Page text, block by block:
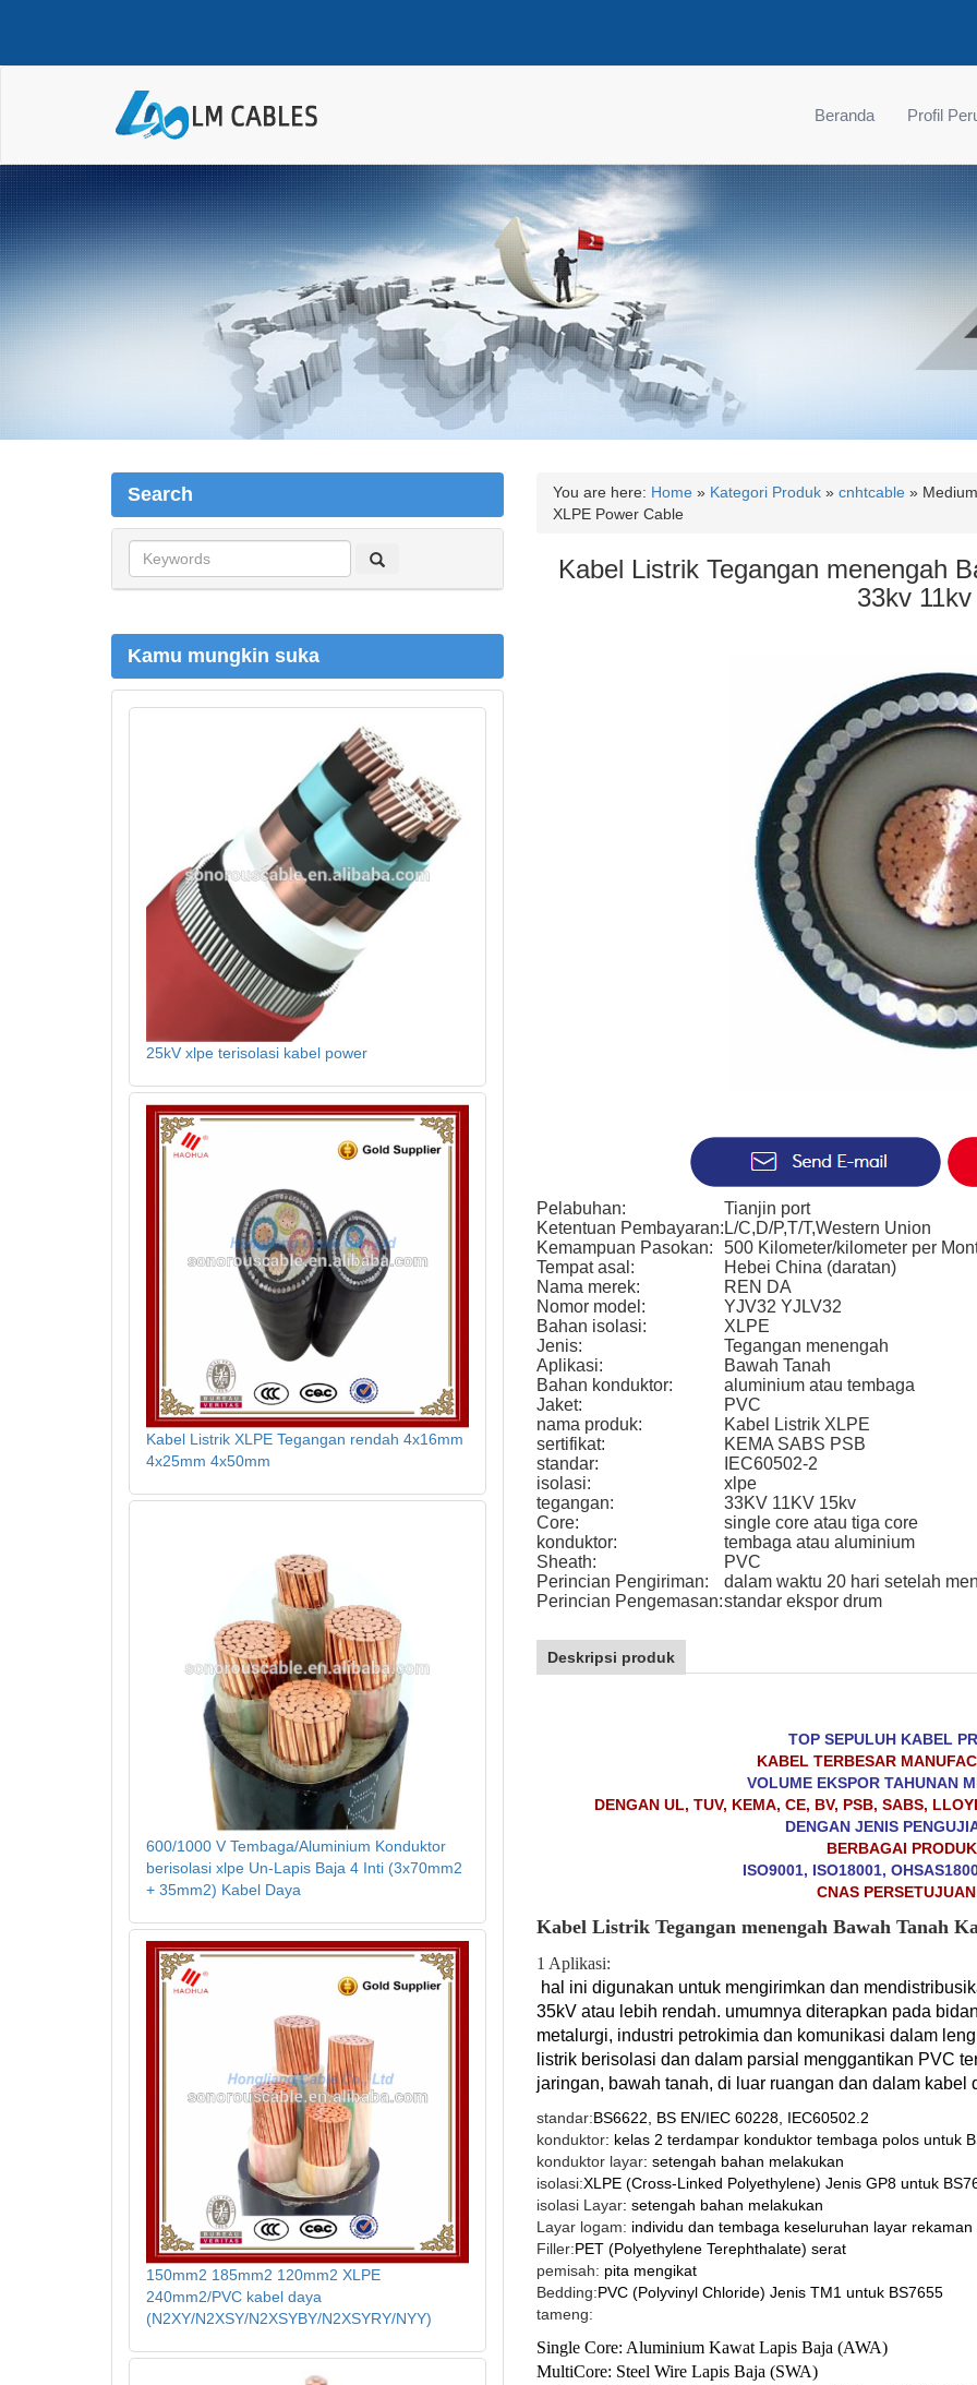
Beranda Profil
You are here: Home » Kategori Produk » cnhtcable »
XLPE Power Cable
Kabel Listrik Tegangan menengah
33kv
Pelabuhan:
Tianjin port
Ketentuan Pembayaran: L/C,D/P,T/T,Western Union
Kemampuan Pasokan:
500 Kilometer/kilometer per
Tempat asal:
Hebei China (daratan)
Nama merek:
REN DA
Nomor model:
YJV32 YJLV32
Bahan isolasi:
XLPE
Jenis:
Tegangan menengah
Aplikasi:
Bawah Tanah
Bahan konduktor:
aluminium atau tembaga
Jaket:
PVC
nama produk:
Kabel Listrik XLPE
sertifikat:
KEMA SABS PSB
standar:
IEC60502-2
isolasi:
xlpe
tegangan:
33KV 11KV 15kv
Core:
single core atau tiga core
konduktor:
tembaga atau aluminium
Sheath:
PVC
Perincian Pengiriman:
dalam waktu 20 hari setelah
Perincian Pengemasan:standar ekspor drum
Deskripsi produk
TOP SEPULUH KABEL
KABEL TERBESAR
VOLUME EKSPOR TAHUNAN
DENGAN UL, TUV, KEMA, CE, BV, PSB, SABS,
DENGAN JENIS
BERBAGAI
ISO9001, ISO18001,
CNAS
Kabel Listrik Tegangan menengah Bawah Tanah
1 Aplikasi:
hal ini digunakan untuk mengirimkan dan
35kV atau lebih rendah. umumnya diterapkan pada
metalurgi, industri petrokimia dan komunikasi dalam
listrik berisolasi dan dalam parsial menggantikan PVC
jaringan, bawah tanah, di luar ruangan dan dalam kabel
standar:BS6622, BS EN/IEC 60228, IEC60502.2
konduktor: kelas 2 terdampar konduktor tembaga polos untuk
konduktor layar: setengah bahan melakukan
isolasi:XLPE (Cross-Linked Polyethylene) Jenis GP8 untuk
isolasi Layar: setengah bahan melakukan
Layar logam: individu dan tembaga keseluruhan layar rekaman
Filler:PET (Polyethylene Terephthalate) serat
pemisah: pita mengikat
Bedding:PVC (Polyvinyl Chloride) Jenis TM1 untuk BS7655
tameng:
Single Core: Aluminium Kawat Lapis Baja (AWA)
MultiCore: Steel Wire Lapis Baja (SWA)
Search
e
a
c
h
Kamu mungkin suka
25kV xlpe terisolasi kabel power
Kabel Listrik XLPE Tegangan rendah 4x16mm
4x25mm 4x50mm
600/1000 V Tembaga/Aluminium Konduktor
berisolasi xlpe Un-Lapis Baja 4 Inti (3x70mm2
+ 35mm2) Kabel Daya
150mm2 185mm2 120mm2 XLPE
240mm2/PVC kabel daya
(N2XY/N2XSY/N2XSYBY/N2XSYRY/NYY)